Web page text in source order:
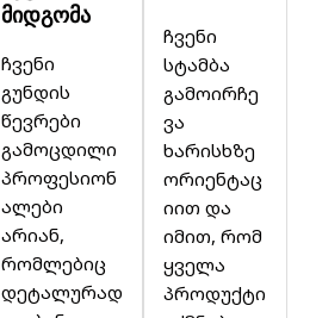
მიდგომა
ჩვენი
გუნდის
წევრები
გამოცდილი
პროფესიონ
ალები
არიან,
რომლებიც
დეტალურად
ჩვენი
სტამბა
გამოირჩე
ვა
ხარისხზე
ორიენტაც
იით და
იმით, რომ
ყველა
პროდუქტი